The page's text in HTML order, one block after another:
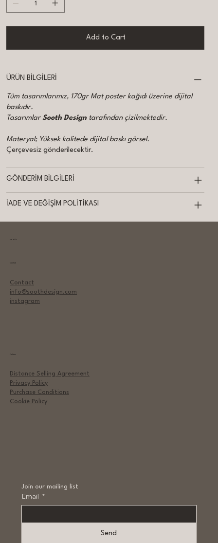
Add to Cart
ÜRÜN BİLGİLERİ
Tüm tasarımlarımız, 170gr Mat poster kağıdı üzerine dijital
baskıdır.
TasarımlarSooth Design tarafından çizilmektedir.
Materyal; Yüksek kalitede dijital baskı görsel.
Çerçevesiz gönderilecektir.
GÖNDERİM BİLGİLERİ
İADE VE DEĞİŞİM POLİTİKASI
sooth
Contact
info@soothdesign.com
instagram
Contact
Policies
Distance Selling Agreement
Privacy Policy
Purchase Conditions
Cookie Policy
Join our mailing list
Email *
Send